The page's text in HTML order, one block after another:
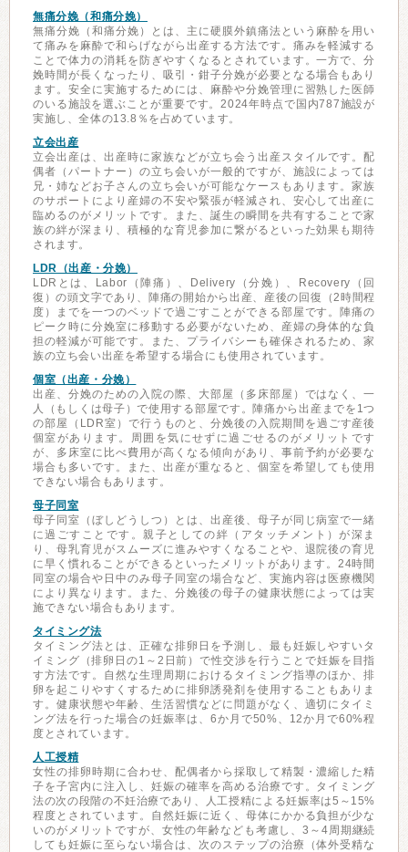
無痛分娩（和痛分娩）
無痛分娩（和痛分娩）とは、主に硬膜外鎮痛法という麻酔を用い
て痛みを麻酔で和らげながら出産する方法です。痛みを軽減する
ことで体力の消耗を防ぎやすくなるとされています。一方で、分
娩時間が長くなったり、吸引・鉗子分娩が必要となる場合もあり
ます。安全に実施するためには、麻酔や分娩管理に習熟した医師
のいる施設を選ぶことが重要です。2024年時点で国内787施設が
実施し、全体の13.8％を占めています。
立会出産
立会出産は、出産時に家族などが立ち会う出産スタイルです。配
偶者（パートナー）の立ち会いが一般的ですが、施設によっては
兄・姉などお子さんの立ち会いが可能なケースもあります。家族
のサポートにより産婦の不安や緊張が軽減され、安心して出産に
臨めるのがメリットです。また、誕生の瞬間を共有することで家
族の絆が深まり、積極的な育児参加に繋がるといった効果も期待
されます。
LDR（出産・分娩）
LDRとは、Labor（陣痛）、Delivery（分娩）、Recovery（回
復）の頭文字であり、陣痛の開始から出産、産後の回復（2時間程
度）までを一つのベッドで過ごすことができる部屋です。陣痛の
ピーク時に分娩室に移動する必要がないため、産婦の身体的な負
担の軽減が可能です。また、プライバシーも確保されるため、家
族の立ち会い出産を希望する場合にも使用されています。
個室（出産・分娩）
出産、分娩のための入院の際、大部屋（多床部屋）ではなく、一
人（もしくは母子）で使用する部屋です。陣痛から出産までを1つ
の部屋（LDR室）で行うものと、分娩後の入院期間を過ごす産後
個室があります。周囲を気にせずに過ごせるのがメリットです
が、多床室に比べ費用が高くなる傾向があり、事前予約が必要な
場合も多いです。また、出産が重なると、個室を希望しても使用
できない場合もあります。
母子同室
母子同室（ぼしどうしつ）とは、出産後、母子が同じ病室で一緒
に過ごすことです。親子としての絆（アタッチメント）が深ま
り、母乳育児がスムーズに進みやすくなることや、退院後の育児
に早く慣れることができるといったメリットがあります。24時間
同室の場合や日中のみ母子同室の場合など、実施内容は医療機関
により異なります。また、分娩後の母子の健康状態によっては実
施できない場合もあります。
タイミング法
タイミング法とは、正確な排卵日を予測し、最も妊娠しやすいタ
イミング（排卵日の1～2日前）で性交渉を行うことで妊娠を目指
す方法です。自然な生理周期におけるタイミング指導のほか、排
卵を起こりやすくするために排卵誘発剤を使用することもありま
す。健康状態や年齢、生活習慣などに問題がなく、適切にタイミ
ング法を行った場合の妊娠率は、6か月で50%、12か月で60%程
度とされています。
人工授精
女性の排卵時期に合わせ、配偶者から採取して精製・濃縮した精
子を子宮内に注入し、妊娠の確率を高める治療です。タイミング
法の次の段階の不妊治療であり、人工授精による妊娠率は5～15%
程度とされています。自然妊娠に近く、母体にかかる負担が少な
いのがメリットですが、女性の年齢なども考慮し、3～4周期継続
しても妊娠に至らない場合は、次のステップの治療（体外受精な